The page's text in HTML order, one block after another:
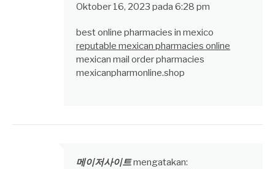
Oktober 16, 2023 pada 6:28 pm
best online pharmacies in mexico
reputable mexican pharmacies online
mexican mail order pharmacies
mexicanpharmonline.shop
메이저사이트mengatakan: